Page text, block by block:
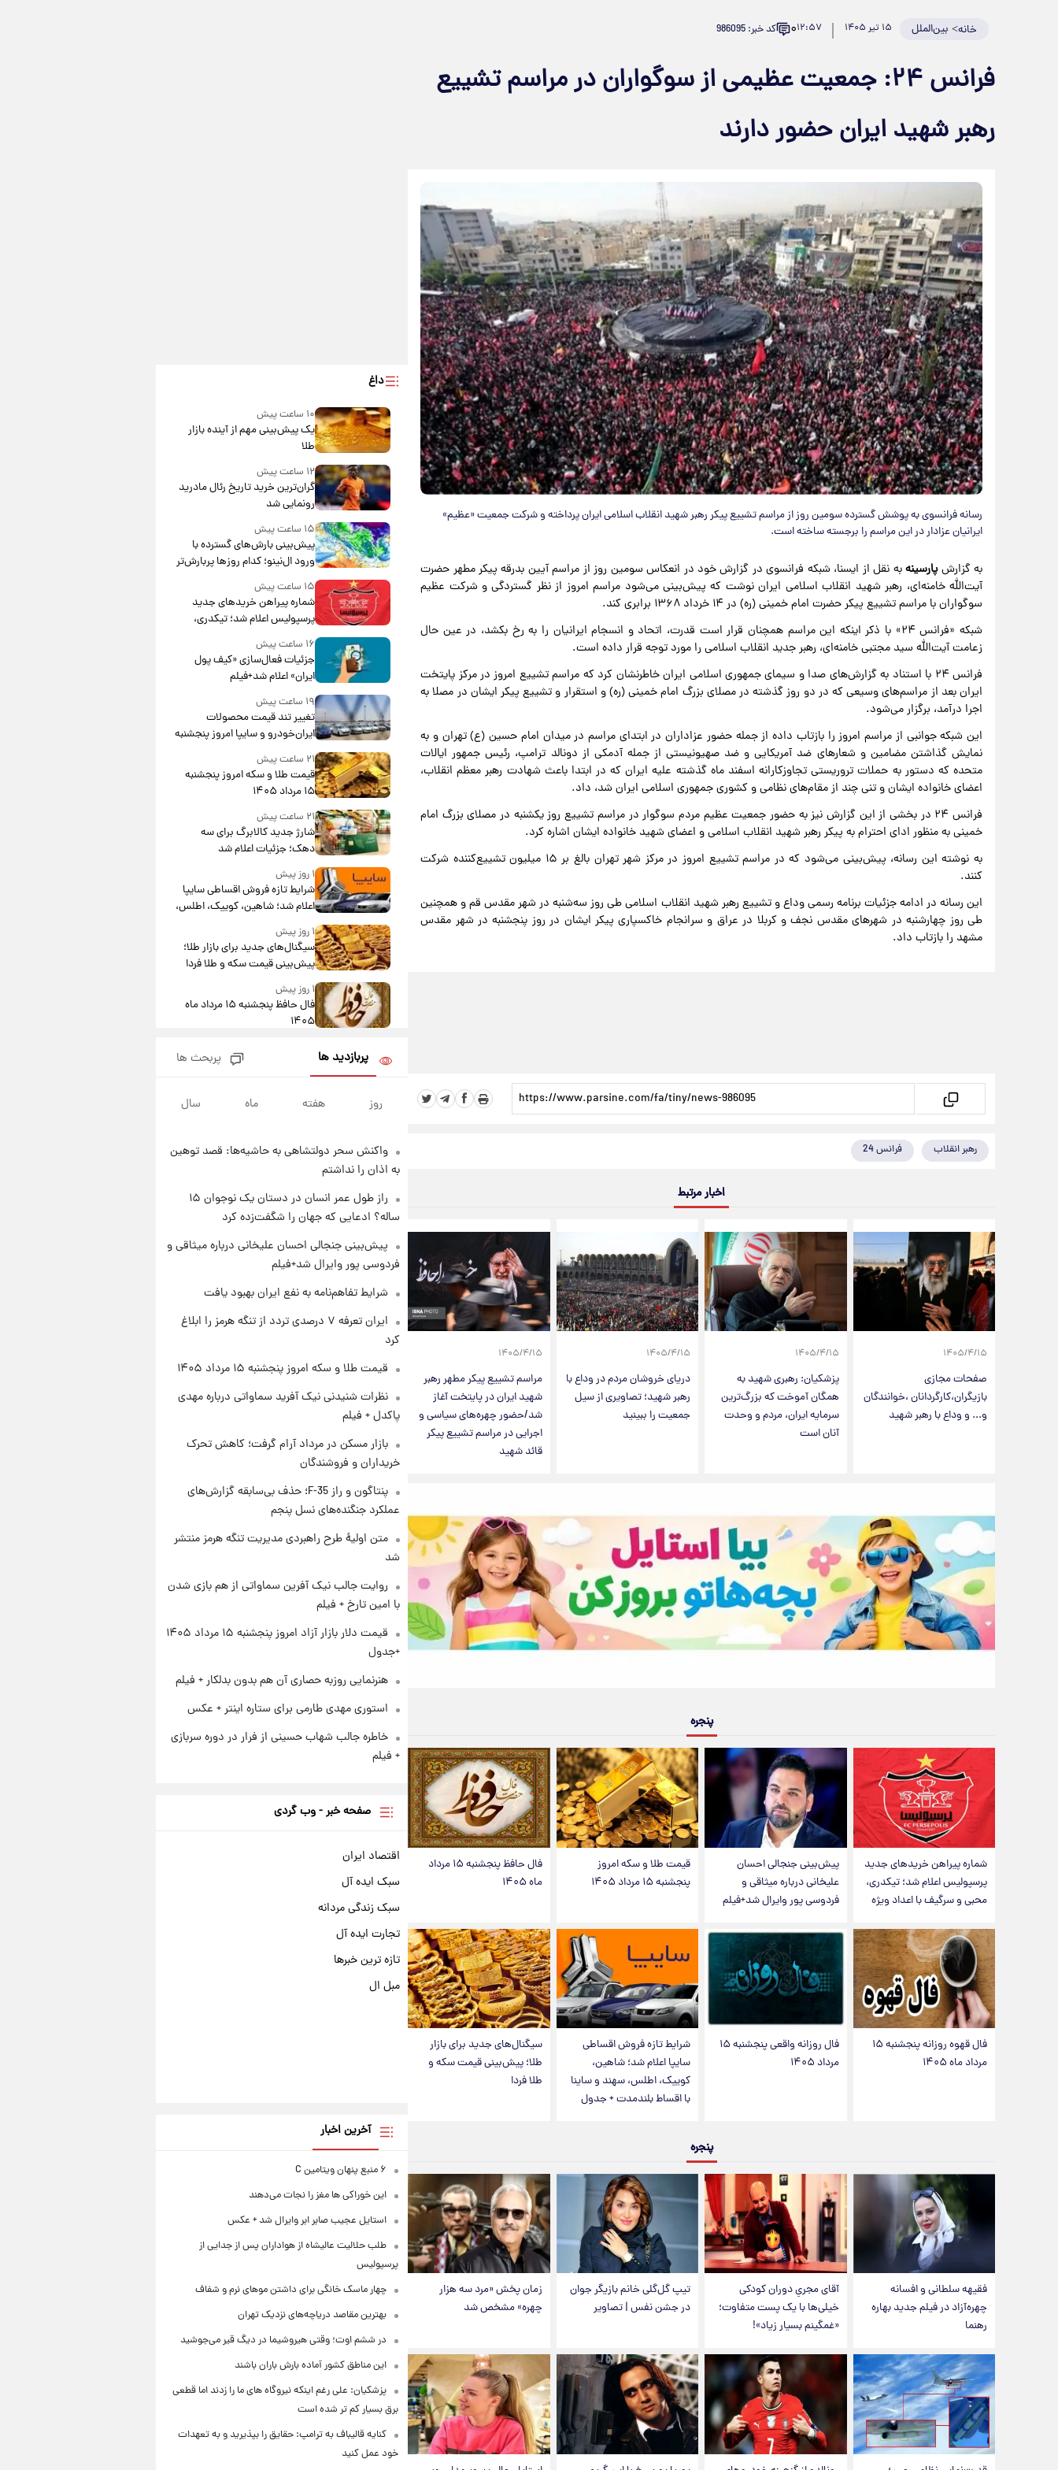
خانه> بین‌الملل ۱۵ تیر ۱۴۰۵ ۱۲:۵۷۰ کد خبر: 986095
فرانس ۲۴: جمعیت عظیمی از سوگواران در مراسم تشییع
رهبر شهید ایران حضور دارند
رسانه فرانسوی به پوشش گسترده سومین روز از مراسم تشییع پیکر رهبر شهید انقلاب اسلامی ایران پرداخته و شرکت جمعیت «عظیم»
ایرانیان عزادار در این مراسم را برجسته ساخته است.
به گزارشپارسینهبه نقل از ایسنا، شبکه فرانسوی در گزارش خود در انعکاس سومین روز از مراسم آیین بدرقه پیکر مطهر حضرت
آیت‌الله خامنه‌ای، رهبر شهید انقلاب اسلامی ایران نوشت که پیش‌بینی می‌شود مراسم امروز از نظر گستردگی و شرکت عظیم
سوگواران با مراسم تشییع پیکر حضرت امام خمینی (ره) در ۱۴ خرداد ۱۳۶۸ برابری کند.
شبکه «فرانس ۲۴» با ذکر اینکه این مراسم همچنان قرار است قدرت، اتحاد و انسجام ایرانیان را به رخ بکشد، در عین حال
زعامت آیت‌الله سید مجتبی خامنه‌ای، رهبر جدید انقلاب اسلامی را مورد توجه قرار داده است.
فرانس ۲۴ با استناد به گزارش‌های صدا و سیمای جمهوری اسلامی ایران خاطرنشان کرد که مراسم تشییع امروز در مرکز پایتخت
ایران بعد از مراسم‌های وسیعی که در دو روز گذشته در مصلای بزرگ امام خمینی (ره) و استقرار و تشییع پیکر ایشان در مصلا به
اجرا درآمد، برگزار می‌شود.
این شبکه جوانبی از مراسم امروز را بازتاب داده از جمله حضور عزاداران در ابتدای مراسم در میدان امام حسین (ع) تهران و به
نمایش گذاشتن مضامین و شعارهای ضد آمریکایی و ضد صهیونیستی از جمله آدمکی از دونالد ترامپ، رئیس جمهور ایالات
متحده که دستور به حملات تروریستی تجاوزکارانه اسفند ماه گذشته علیه ایران که در ابتدا باعث شهادت رهبر معظم انقلاب،
اعضای خانواده ایشان و تنی چند از مقام‌های نظامی و کشوری جمهوری اسلامی ایران شد، داد.
فرانس ۲۴ در بخشی از این گزارش نیز به حضور جمعیت عظیم مردم سوگوار در مراسم تشییع روز یکشنبه در مصلای بزرگ امام
خمینی به منظور ادای احترام به پیکر رهبر شهید انقلاب اسلامی و اعضای شهید خانواده ایشان اشاره کرد.
به نوشته این رسانه، پیش‌بینی می‌شود که در مراسم تشییع امروز در مرکز شهر تهران بالغ بر ۱۵ میلیون تشییع‌کننده شرکت
کنند.
این رسانه در ادامه جزئیات برنامه رسمی وداع و تشییع رهبر شهید انقلاب اسلامی طی روز سه‌شنبه در شهر مقدس قم و همچنین
طی روز چهارشنبه در شهرهای مقدس نجف و کربلا در عراق و سرانجام خاکسپاری پیکر ایشان در روز پنجشنبه در شهر مقدس
مشهد را بازتاب داد.
رهبر انقلاب فرانس 24
اخبار مرتبط
۱۴۰۵/۴/۱۵
صفحات مجازی
بازیگران،کارگردانان ،خوانندگان
و... و وداع با رهبر شهید
۱۴۰۵/۴/۱۵
پزشکیان: رهبری شهید به
همگان آموخت که بزرگ‌ترین
سرمایه ایران، مردم و وحدت
آنان است
۱۴۰۵/۴/۱۵
دریای خروشان مردم در وداع با
رهبر شهید؛ تصاویری از سیل
جمعیت را ببینید
۱۴۰۵/۴/۱۵
مراسم تشییع پیکر مطهر رهبر
شهید ایران در پایتخت آغاز
شد/حضور چهره‌های سیاسی و
اجرایی در مراسم تشییع پیکر
قائد شهید
پنجره
شماره پیراهن خریدهای جدید
پرسپولیس اعلام شد؛ تیکدری،
محبی و سرگیف با اعداد ویژه
پیش‌بینی جنجالی احسان
علیخانی درباره میثاقی و
فردوسی پور وایرال شد+فیلم
قیمت طلا و سکه امروز
پنجشنبه ۱۵ مرداد ۱۴۰۵
فال حافظ پنجشنبه ۱۵ مرداد
ماه ۱۴۰۵
فال قهوه روزانه پنجشنبه ۱۵
مرداد ماه ۱۴۰۵
فال روزانه واقعی پنجشنبه ۱۵
مرداد ۱۴۰۵
شرایط تازه فروش اقساطی
سایپا اعلام شد؛ شاهین،
کوییک، اطلس، سهند و ساینا
با اقساط بلندمدت + جدول
سیگنال‌های جدید برای بازار
طلا؛ پیش‌بینی قیمت سکه و
طلا فردا
پنجره
فقیهه سلطانی و افسانه
چهره‌آزاد در فیلم جدید بهاره
رهنما
آقای مجریِ دوران کودکی
خیلی‌ها با یک پست متفاوت؛
«غمگینم بسیار زیاد»!
تیپ گل‌گلی خانم بازیگر جوان
در جشن نفس | تصاویر
زمان پخش «مرد سه هزار
چهره» مشخص شد
داغ
۱۰ ساعت پیش
یک پیش‌بینی مهم از آینده بازار
طلا
۱۲ ساعت پیش
گران‌ترین خرید تاریخ رئال مادرید
رونمایی شد
۱۵ ساعت پیش
پیش‌بینی بارش‌های گسترده با
ورود ال‌نینو؛ کدام روزها پربارش‌تر
خواهند بود؟
۱۵ ساعت پیش
شماره پیراهن خریدهای جدید
پرسپولیس اعلام شد؛ تیکدری،
محبی و سرگیف با اعداد ویژه
۱۶ ساعت پیش
جزئیات فعال‌سازی «کیف پول
ایران» اعلام شد+فیلم
۱۹ ساعت پیش
تغییر تند قیمت محصولات
ایران‌خودرو و سایپا امروز پنجشنبه
۱۵ مرداد ۱۴۰۵ +جدول
۲۱ ساعت پیش
قیمت طلا و سکه امروز پنجشنبه
۱۵ مرداد ۱۴۰۵
۲۱ ساعت پیش
شارژ جدید کالابرگ برای سه
دهک؛ جزئیات اعلام شد
۱ روز پیش
شرایط تازه فروش اقساطی سایپا
اعلام شد؛ شاهین، کوییک، اطلس،
سهند و ساینا با اقساط بلندمدت +
جدول۱ روز پیش
سیگنال‌های جدید برای بازار طلا؛
پیش‌بینی قیمت سکه و طلا فردا
۱ روز پیش
فال حافظ پنجشنبه ۱۵ مرداد ماه
۱۴۰۵
فال قهوه روزانه پنجشنبه ۱۵ مرداد
ماه ۱۴۰۵
۱ روز پیش
چهارشنبه ۱۴ مرداد + جدول
۱ روز پیش
تولید سایپا؛ نام خودرو، مبلغ پیش
پرداخت و زمان تحویل | سود
مشارکت چند درصد است؟
پربازدید ها پربحث ها
روز هفته ماه سال
واکنش سحر دولتشاهی به حاشیه‌ها: قصد توهین
به اذان را نداشتم
راز طول عمر انسان در دستان یک نوجوان ۱۵
ساله؟ ادعایی که جهان را شگفت‌زده کرد
پیش‌بینی جنجالی احسان علیخانی درباره میثاقی و
فردوسی پور وایرال شد+فیلم
شرایط تفاهم‌نامه به نفع ایران بهبود یافت
ایران تعرفه ۷ درصدی تردد از تنگه هرمز را ابلاغ
کرد
قیمت طلا و سکه امروز پنجشنبه ۱۵ مرداد ۱۴۰۵
نظرات شنیدنی نیک آفرید سماواتی درباره مهدی
پاکدل + فیلم
بازار مسکن در مرداد آرام گرفت؛ کاهش تحرک
خریداران و فروشندگان
پنتاگون و راز F-35؛ حذف بی‌سابقه گزارش‌های
عملکرد جنگنده‌های نسل پنجم
متن اولیۀ طرح راهبردی مدیریت تنگه هرمز منتشر
شد
روایت جالب نیک آفرین سماواتی از هم بازی شدن
با امین تارخ + فیلم
قیمت دلار بازار آزاد امروز پنجشنبه ۱۵ مرداد ۱۴۰۵
+جدول
هنرنمایی روزبه حصاری آن هم بدون بدلکار + فیلم
استوری مهدی طارمی برای ستاره اینتر + عکس
خاطره جالب شهاب حسینی از فرار در دوره سربازی
+ فیلم
صفحه خبر - وب گردی
اقتصاد ایران
سبک ایده آل
سبک زندگی مردانه
تجارت ایده آل
تازه ترین خبرها
مبل ال
آخرین اخبار
۶ منبع پنهان ویتامین C
این خوراکی ها مغز را نجات می‌دهند
استایل عجیب صابر ابر وایرال شد + عکس
طلب حلالیت عالیشاه از هواداران پس از جدایی از
پرسپولیس
چهار ماسک خانگی برای داشتن موهای نرم و شفاف
بهترین مقاصد دریاچه‌های نزدیک تهران
در ششم اوت؛ وقتی هیروشیما در دیگ قیر می‌جوشید
این مناطق کشور آماده بارش باران باشند
پزشکیان: علی رغم اینکه نیروگاه های ما را زدند اما قطعی
برق بسیار کم تر شده است
کنایه قالیباف به ترامپ: حقایق را بپذیرید و به تعهدات
خود عمل کنید